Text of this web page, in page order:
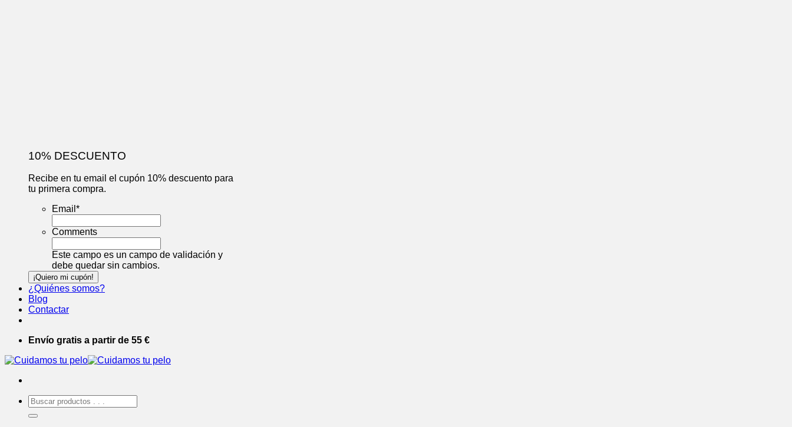
10% DESCUENTO
Recibe en tu email el cupón 10% descuento para
tu primera compra.
Email *
Comments
Este campo es un campo de validación y
debe quedar sin cambios.
¿Quiénes somos?
Blog
Contactar
Envío gratis a partir de 55 €
Buscar
por: